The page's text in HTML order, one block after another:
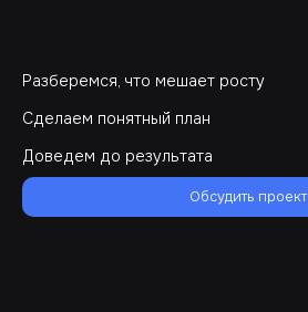
Разберемся, что мешает росту
Сделаем понятный план
Доведем до результата
Обсудить проект